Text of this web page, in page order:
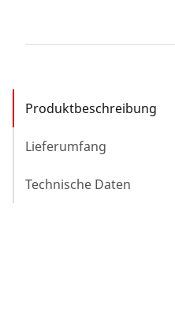
Produktbeschreibung
Lieferumfang
Technische Daten